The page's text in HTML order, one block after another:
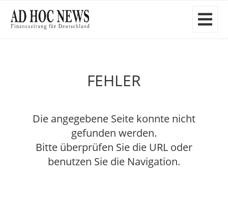
FEHLER
Die angegebene Seite konnte nicht
gefunden werden.
Bitte überprüfen Sie die URL oder
benutzen Sie die Navigation.